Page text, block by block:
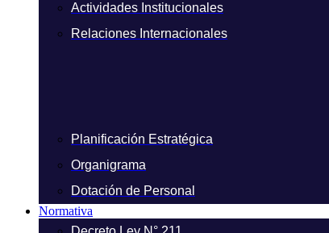
Actividades Institucionales
Relaciones Internacionales
Planificación Estratégica
Organigrama
Dotación de Personal
Normativa